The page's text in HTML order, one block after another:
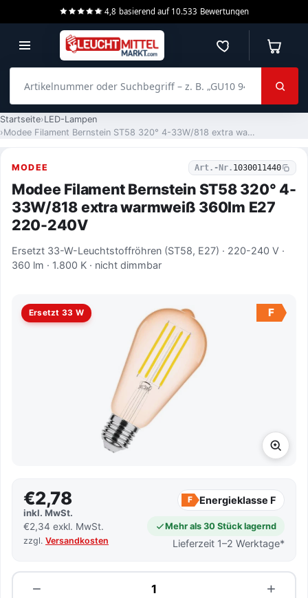
4,8 basierend auf 10.533 Bewertungen
Merkzettel
Startseite LED-Lampen
Modee Filament Bernstein ST58 320° 4-33W/818 extra warmweiß 360lm E27 220-240V
MODEE Art.-Nr. 1030011440
Modee Filament Bernstein ST58 320° 4-
33W/818 extra warmweiß 360lm E27
220-240V
Ersetzt 33-W-Leuchtstoffröhren (ST58, E27) · 220-240 V ·
360 lm · 1.800 K · nicht dimmbar
Ersetzt 33 W F
€2,78
inkl. MwSt.
€2,34 exkl. MwSt.
zzgl. Versandkosten
F Energieklasse F
Mehr als 30 Stück lagernd
Lieferzeit 1–2 Werktage*
−
Menge +